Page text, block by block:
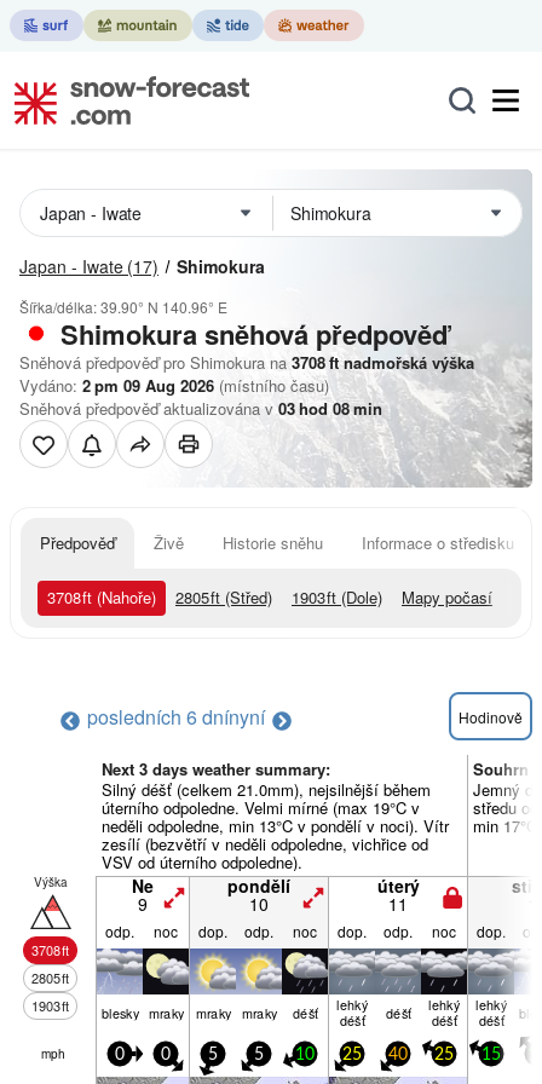
Japan - Iwate (17) Shimokura
Šířka/délka:39.90° N 140.96° E
Shimokurasněhová předpověď
Sněhová předpověď pro Shimokura na 3708ftnadmořská výška
Vydáno: 2 pm 09 Aug 2026 (místního času)
Sněhová předpověď aktualizována v03hod 08min
Předpověď Živě Historie sněhu Informace o středisku
3708ft (Nahoře) 2805ft (Střed) 1903ft (Dole) Mapy počasí
posledních 6 dnínyní Hodinově
Next 3 days weather summary:
Silný déšť (celkem 21.0mm), nejsilnější během
úterního odpoledne. Velmi mírné (max 19°C v
neděli odpoledne, min 13°C v pondělí v noci). Vítr
zesílí (bezvětří v neděli odpoledne, vichřice od
VSV od úterního odpoledne).
Souhrn
Jemný
středu
min
Výška
3708ft
2805ft
1903ft
Ne
9
pondělí
10
úterý
11
odp. noc dop. odp. noc dop. odp. noc dop.
blesky mraky mraky mraky déšť lehký
déšť déšť lehký
déšť
lehký
déšť
mph 0 0 5 5 10 25 40 25 15